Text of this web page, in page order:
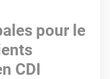
pour le
CDI